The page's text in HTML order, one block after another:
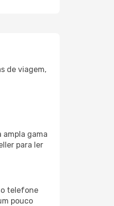
de viagem,
ampla gama
para ler
telefone
pouco